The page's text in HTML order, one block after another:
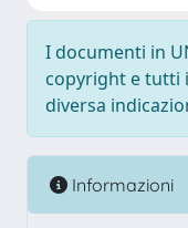
I documenti in
copyright e tutti
diversa
Informazioni